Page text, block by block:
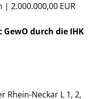
2.000.000,00 EUR
durch die IHK
Rhein-Neckar L 1, 2,